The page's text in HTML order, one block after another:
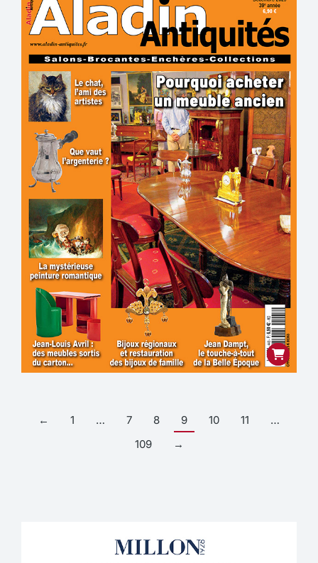
← 1 … 7 8 9 10 11
…
109
→